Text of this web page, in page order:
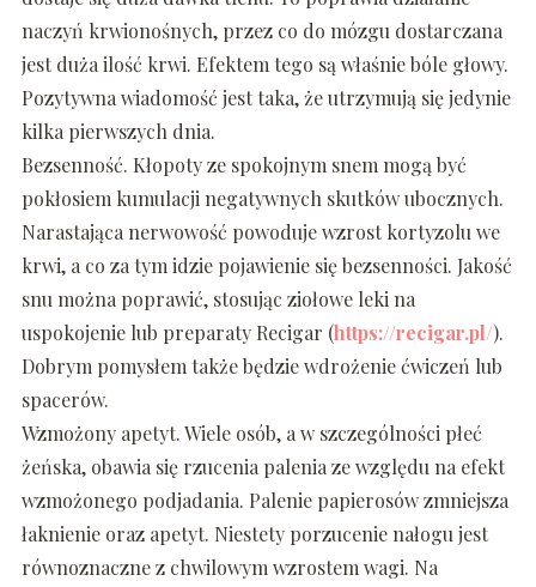
naczyń krwionośnych, przez co do mózgu dostarczana
jest duża ilość krwi. Efektem tego są właśnie bóle głowy.
Pozytywna wiadomość jest taka, że utrzymują się jedynie
kilka pierwszych dnia.
Bezsenność. Kłopoty ze spokojnym snem mogą być
pokłosiem kumulacji negatywnych skutków ubocznych.
Narastająca nerwowość powoduje wzrost kortyzolu we
krwi, a co za tym idzie pojawienie się bezsenności. Jakość
snu można poprawić, stosując ziołowe leki na
uspokojenie lub preparaty Recigar (https://recigar.pl/).
Dobrym pomysłem także będzie wdrożenie ćwiczeń lub
spacerów.
Wzmożony apetyt. Wiele osób, a w szczególności płeć
żeńska, obawia się rzucenia palenia ze względu na efekt
wzmożonego podjadania. Palenie papierosów zmniejsza
łaknienie oraz apetyt. Niestety porzucenie nałogu jest
równoznaczne z chwilowym wzrostem wagi. Na